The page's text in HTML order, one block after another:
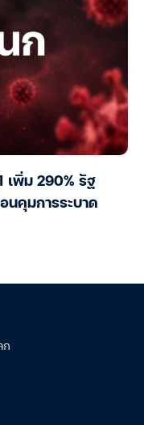
เพิ่ม 290% รัฐ
นคุมการระบาด
ก